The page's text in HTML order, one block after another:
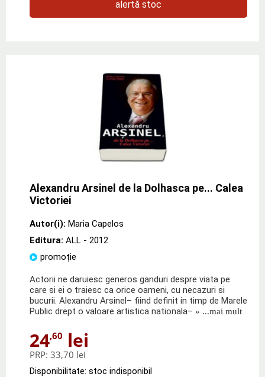
alertă stoc
Alexandru Arsinel de la Dolhasca pe... Calea
Victoriei
Autor(i): Maria Capelos
Editura: ALL - 2012
promoție
Actorii ne daruiesc generos ganduri despre viata pe
care si ei o traiesc ca orice oameni, cu necazuri si
bucurii. Alexandru Arsinel– fiind definit in timp de Marele
Public drept o valoare artistica nationala– » ...mai mult
24,60 lei
PRP: 33,70 lei
Disponibilitate: stoc indisponibil